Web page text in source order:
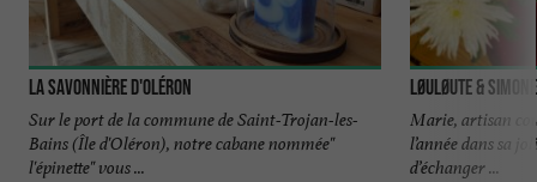
La Savonnière d'Oléron
Sur le port de la commune de Saint-Trojan-les-
Bains (Île d'Oléron), notre cabane nommée"
l'épinette" vous ...
Løuløute & Simone
Marie, artisan
l’année dans sa
d’échanger ...